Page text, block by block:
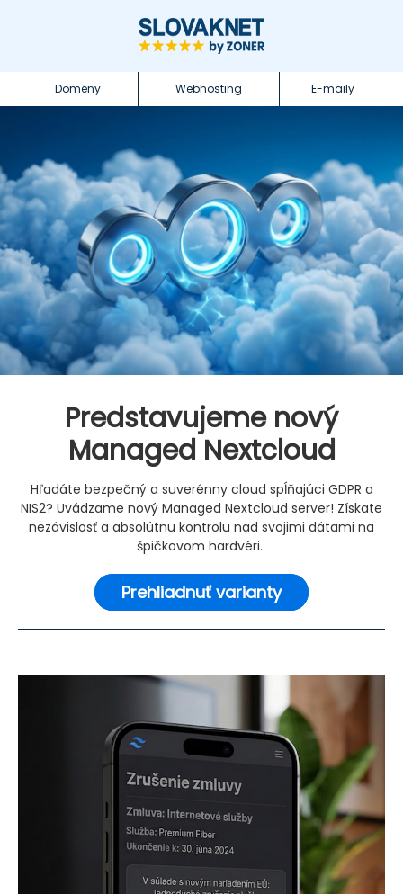
Domény Webhosting E-maily
Predstavujeme nový
Managed Nextcloud
Hľadáte bezpečný a suverénny cloud spĺňajúci GDPR a
NIS2? Uvádzame nový Managed Nextcloud server! Získate
nezávislosť a absolútnu kontrolu nad svojimi dátami na
špičkovom hardvéri.
Prehliadnuť varianty